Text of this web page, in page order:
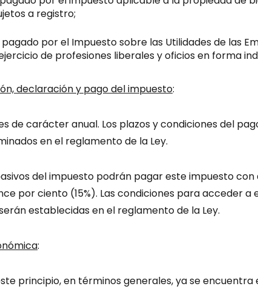
a registro;
por el Impuesto sobre las Utilidades de las
de profesiones liberales y oficios en forma
declaración y pago del impuesto:
de carácter anual. Los plazos y condiciones del
en el reglamento de la Ley.
del impuesto podrán pagar este impuesto
por ciento (15%). Las condiciones para acceder a
establecidas en el reglamento de la Ley.
:
principio, en términos generales, ya se